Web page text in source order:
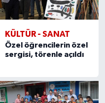
KÜLTÜR - SANAT
Özel öğrencilerin özel
sergisi, törenle açıldı